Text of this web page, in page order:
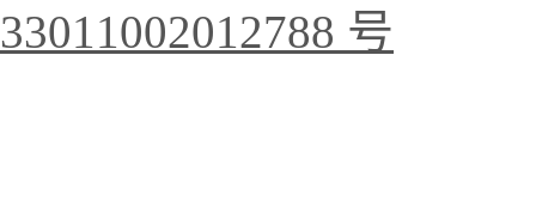
33011002012788 号